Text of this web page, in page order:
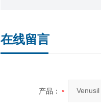
在线留言
产品：